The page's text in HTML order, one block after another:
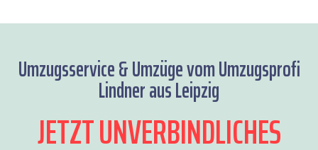
Umzugsservice & Umzüge vom Umzugsprofi
Lindner aus Leipzig
JETZT UNVERBINDLICHES